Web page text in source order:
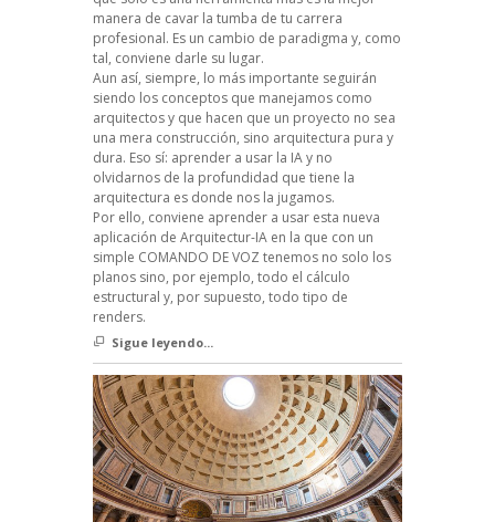
manera de cavar la tumba de tu carrera
profesional. Es un cambio de paradigma y, como
tal, conviene darle su lugar.
Aun así, siempre, lo más importante seguirán
siendo los conceptos que manejamos como
arquitectos y que hacen que un proyecto no sea
una mera construcción, sino arquitectura pura y
dura. Eso sí: aprender a usar la IA y no
olvidarnos de la profundidad que tiene la
arquitectura es donde nos la jugamos.
Por ello, conviene aprender a usar esta nueva
aplicación de Arquitectur-IA en la que con un
simple COMANDO DE VOZ tenemos no solo los
planos sino, por ejemplo, todo el cálculo
estructural y, por supuesto, todo tipo de
renders.
Sigue leyendo...